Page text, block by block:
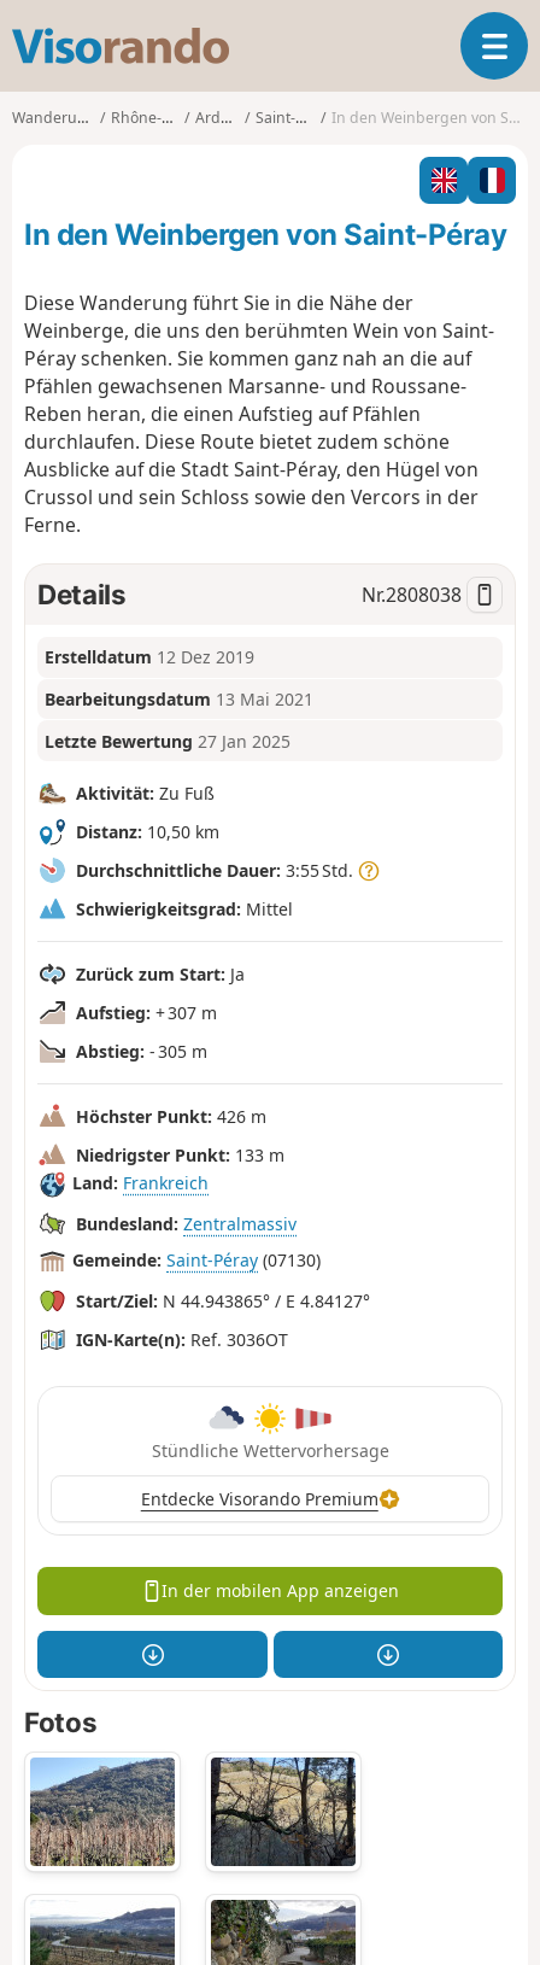
s
o
T
o
g
l
n
a
a
Wanderungen Rhône-Alpes Ardèche Saint-Péray In den Weinbergen von Saint-Péray
In den Weinbergen von Saint-Péray
Diese Wanderung führt Sie in die Nähe der
Weinberge, die uns den berühmten Wein von Saint-
Péray schenken. Sie kommen ganz nah an die auf
Pfählen gewachsenen Marsanne- und Roussane-
Reben heran, die einen Aufstieg auf Pfählen
durchlaufen. Diese Route bietet zudem schöne
Ausblicke auf die Stadt Saint-Péray, den Hügel von
Crussol und sein Schloss sowie den Vercors in der
Ferne.
Details Nr.2808038
Erstelldatum 12 Dez 2019
Bearbeitungsdatum 13 Mai 2021
Letzte Bewertung 27 Jan 2025
Aktivität: Zu Fuß
Distanz: 10,50 km
Durchschnittliche Dauer: 3:55 Std.
Schwierigkeitsgrad: Mittel
Zurück zum Start: Ja
Aufstieg: + 307 m
Abstieg: - 305 m
Höchster Punkt: 426 m
Niedrigster Punkt: 133 m
Land: Frankreich
Bundesland: Zentralmassiv
Gemeinde: Saint-Péray (07130)
Start/Ziel: N 44.943865° / E 4.84127°
IGN-Karte(n): Ref. 3036OT
Stündliche Wettervorhersage
Entdecke Visorando Premium
In der mobilen App anzeigen
Fotos